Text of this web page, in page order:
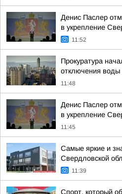
Денис Паслер
в укрепление
11:52
Прокуратура
отключения воды
11:48
Денис Паслер
в укрепление
11:45
Самые яркие и
Свердловской
11:39
Спорт, который